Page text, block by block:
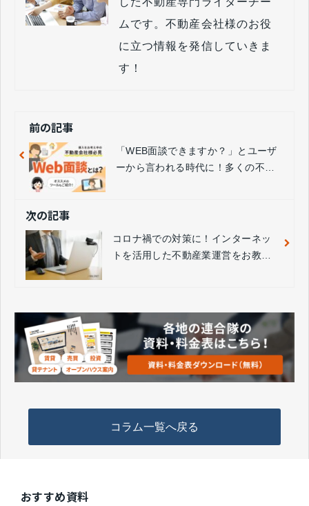
ムです。不動産会社様のお役
に立つ情報を発信していきま
す！
前の記事
「WEB面談できますか？」とユーザ
ーから言われる時代に！多くの不動
次の記事
コロナ禍での対策に！インターネッ
トを活用した不動産業運営をお教え
コラム一覧へ戻る
おすすめ資料